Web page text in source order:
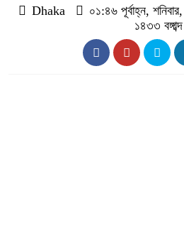
Dhaka
০১:৪৬ পূর্বাহ্ন,
১৪৩৩ বঙ্গাব্দ